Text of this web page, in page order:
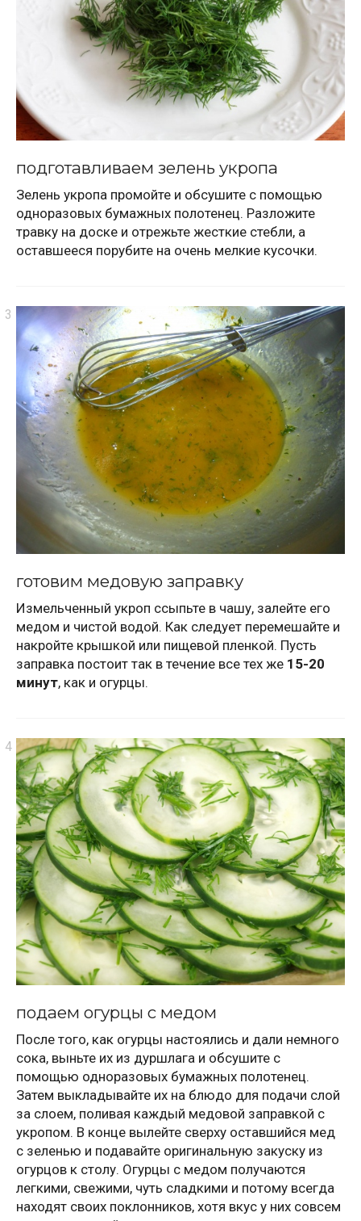
подготавливаем зелень укропа
Зелень укропа промойте и обсушите с помощью
одноразовых бумажных полотенец. Разложите
травку на доске и отрежьте жесткие стебли, а
оставшееся порубите на очень мелкие кусочки.
готовим медовую заправку
Измельченный укроп ссыпьте в чашу, залейте его
медом и чистой водой. Как следует перемешайте и
накройте крышкой или пищевой пленкой. Пусть
заправка постоит так в течение все тех же 15-20
минут, как и огурцы.
подаем огурцы с медом
После того, как огурцы настоялись и дали немного
сока, выньте их из дуршлага и обсушите с
помощью одноразовых бумажных полотенец.
Затем выкладывайте их на блюдо для подачи слой
за слоем, поливая каждый медовой заправкой с
укропом. В конце вылейте сверху оставшийся мед
с зеленью и подавайте оригинальную закуску из
огурцов к столу. Огурцы с медом получаются
легкими, свежими, чуть сладкими и потому всегда
находят своих поклонников, хотя вкус у них совсем